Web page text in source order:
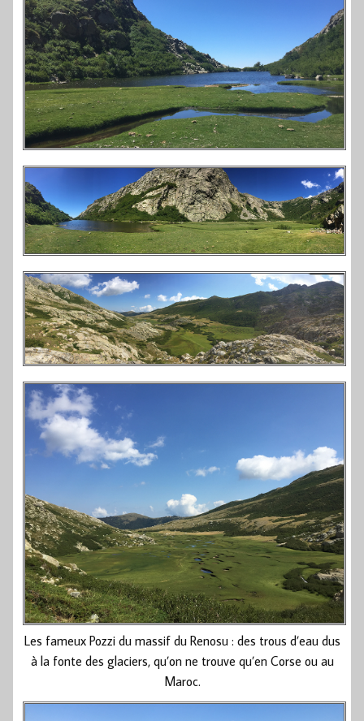
Les fameux Pozzi du massif du Renosu : des trous d’eau dus
à la fonte des glaciers, qu’on ne trouve qu’en Corse ou au
Maroc.